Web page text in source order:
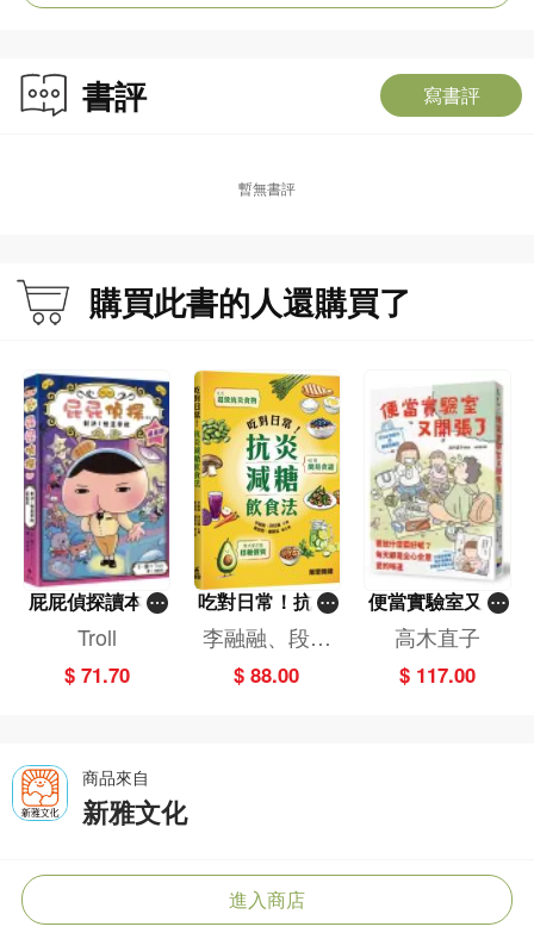
書評 寫書評
暫無書評
購買此書的人還購買了
屁屁偵探讀本(1
3)－－對決！怪
篇）
Troll
$ 71.70
吃對日常！抗炎
減糖飲食法
李融融、段佳
麗,黃梨煜、顧
凱辰
$ 88.00
便當實驗室又開
張了——日日和
特別日的菜單挑
戰記
高木直子
$ 117.00
商品來自
新雅文化
進入商店